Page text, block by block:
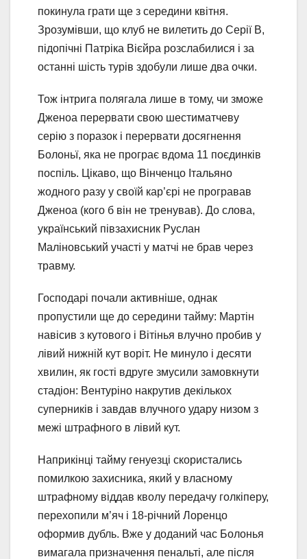
покинула грати ще з середини квітня.
Зрозумівши, що клуб не вилетить до Серії В,
підопічні Патріка Вієйра розслабилися і за
останні шість турів здобули лише два очки.
Тож інтрига полягала лише в тому, чи зможе
Дженоа перервати свою шестиматчеву
серію з поразок і перервати досягнення
Болоньї, яка не програє вдома 11 поєдинків
поспіль. Цікаво, що Вінченцо Італьяно
жодного разу у своїй кар’єрі не програвав
Дженоа (кого б він не тренував). До слова,
український півзахисник Руслан
Маліновський участі у матчі не брав через
травму.
Господарі почали активніше, однак
пропустили ще до середини тайму: Мартін
навісив з кутового і Вітінья влучно пробив у
лівий нижній кут воріт. Не минуло і десяти
хвилин, як гості вдруге змусили замовкнути
стадіон: Вентуріно накрутив декількох
суперників і завдав влучного удару низом з
межі штрафного в лівий кут.
Наприкінці тайму генуезці скористались
помилкою захисника, який у власному
штрафному віддав кволу передачу голкіперу,
перехопили м’яч і 18-річний Лоренцо
оформив дубль. Вже у доданий час Болонья
вимагала призначення пенальті, але після